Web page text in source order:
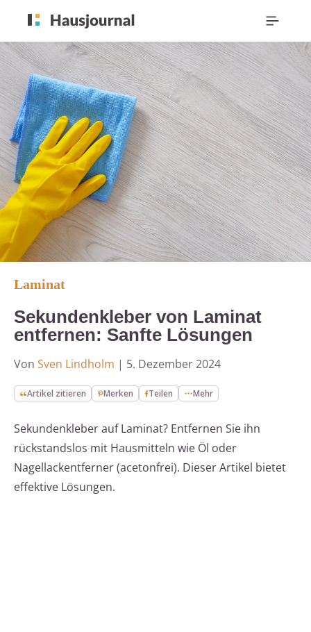
Laminat
Sekundenkleber von Laminat
entfernen: Sanfte Lösungen
Von Sven Lindholm | 5. Dezember 2024
Artikel zitieren Merken Teilen Mehr
Sekundenkleber auf Laminat? Entfernen Sie ihn
rückstandslos mit Hausmitteln wie Öl oder
Nagellackentferner (acetonfrei). Dieser Artikel bietet
effektive Lösungen.